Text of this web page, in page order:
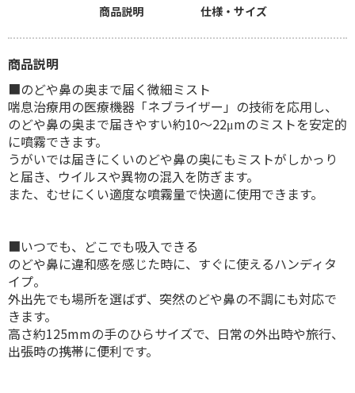
商品説明 仕様・サイズ
商品説明
■のどや鼻の奥まで届く微細ミスト
喘息治療用の医療機器「ネブライザー」の技術を応用し、
のどや鼻の奥まで届きやすい約10〜22μmのミストを安定的
に噴霧できます。
うがいでは届きにくいのどや鼻の奥にもミストがしかっり
と届き、ウイルスや異物の混入を防ぎます。
また、むせにくい適度な噴霧量で快適に使用できます。
■いつでも、どこでも吸入できる
のどや鼻に違和感を感じた時に、すぐに使えるハンディタ
イプ。
外出先でも場所を選ばず、突然のどや鼻の不調にも対応で
きます。
高さ約125mmの手のひらサイズで、日常の外出時や旅行、
出張時の携帯に便利です。